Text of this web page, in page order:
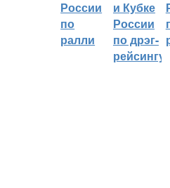
России
по
ралли
и Кубке
России
по дрэг-
рейсингу